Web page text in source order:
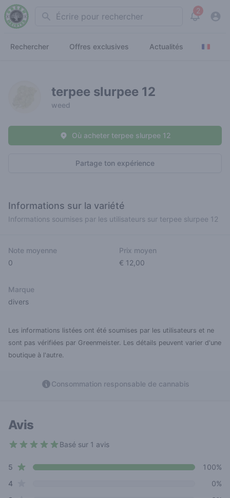
Search 2
View
Rechercher Offres exclusives Actualités
terpee slurpee 12
weed
Partage ton expérience
Où acheter terpee slurpee 12
Informations sur la variété
Informations soumises par les utilisateurs sur terpee slurpee 12
Note moyenne
0
Prix moyen
€ 12,00
Marque
divers
Les informations listées ont été soumises par les utilisateurs et ne
sont pas vérifiées par Greenmeister. Les détails peuvent varier d'une
boutique à l'autre.
Consommation responsable de cannabis
Avis
Basé sur 1 avis
Review data
5 star reviews
100%
4star reviews
0%